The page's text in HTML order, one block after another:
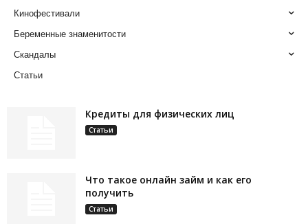
Кинофестивали
Беременные знаменитости
Скандалы
Статьи
Кредиты для физических лиц
Статьи
Что такое онлайн займ и как его
получить
Статьи